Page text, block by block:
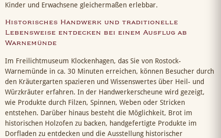
Kinder und Erwachsene gleichermaßen erlebbar.
Historisches Handwerk und traditionelle
Lebensweise entdecken bei einem Ausflug ab
Warnemünde
Im Freilichtmuseum Klockenhagen, das Sie von Rostock-
Warnemünde in ca. 30 Minuten erreichen, können Besucher durch
den Kräutergarten spazieren und Wissenswertes über Heil- und
Würzkräuter erfahren. In der Handwerkerscheune wird gezeigt,
wie Produkte durch Filzen, Spinnen, Weben oder Stricken
entstehen. Darüber hinaus besteht die Möglichkeit, Brot im
historischen Holzofen zu backen, handgefertigte Produkte im
Dorfladen zu entdecken und die Ausstellung historischer